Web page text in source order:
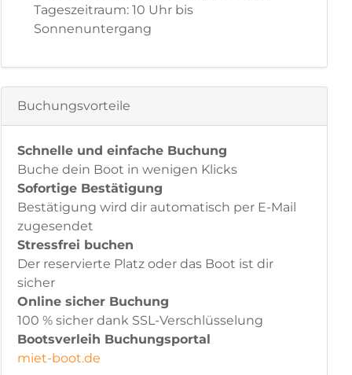
Tageszeitraum: 10 Uhr bis
Sonnenuntergang
Buchungsvorteile
Schnelle und einfache Buchung
Buche dein Boot in wenigen Klicks
Sofortige Bestätigung
Bestätigung wird dir automatisch per E-Mail
zugesendet
Stressfrei buchen
Der reservierte Platz oder das Boot ist dir
sicher
Online sicher Buchung
100 % sicher dank SSL-Verschlüsselung
Bootsverleih Buchungsportal
miet-boot.de